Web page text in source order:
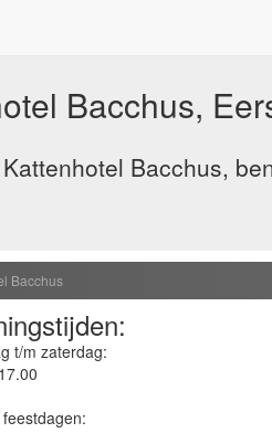
Bacchus,
Bacchus,
Bacchus
t/m zaterdag: